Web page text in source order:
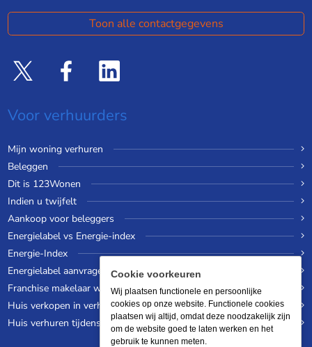
Toon alle contactgegevens
Voor verhuurders
Mijn woning verhuren
Beleggen
Dit is 123Wonen
Indien u twijfelt
Aankoop voor beleggers
Energielabel vs Energie-index
Energie-Index
Energielabel aanvragen
Franchise makelaar worden
Huis verkopen in verhuurde staat
Huis verhuren tijdens een wereldreis
Cookie voorkeuren
Wij plaatsen functionele en persoonlijke
cookies op onze website. Functionele cookies
plaatsen wij altijd, omdat deze noodzakelijk zijn
om de website goed te laten werken en het
gebruik te kunnen meten.